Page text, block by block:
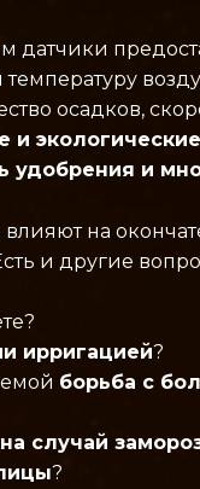
датчики
осадков,
удобрения и
на
и другие
ирригацией?
борьба с
случай
?